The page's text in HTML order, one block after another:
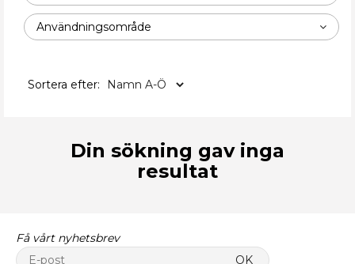
Användningsområde
Sortera efter:
Din sökning gav inga
resultat
Få vårt nyhetsbrev
OK